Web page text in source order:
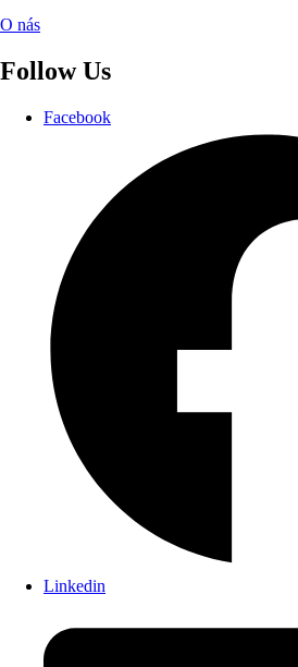
O nás
Follow Us
Facebook
Linkedin